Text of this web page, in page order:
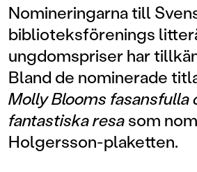
Nomineringarna till
biblioteksförenings
ungdomspriser har
Bland de nominerade
Molly Blooms fasansfulla
fantastiska resasom
Holgersson-plaketten.